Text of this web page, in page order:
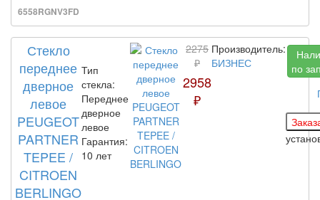
6558RGNV3FD
Стекло
переднее
дверное
левое
PEUGEOT
PARTNER
TEPEE /
CITROEN
BERLINGO
Тип
стекла:
Переднее
дверное
левое
Гарантия:
10 лет
2275
₽
2958
₽
Производитель:
БИЗНЕС
по